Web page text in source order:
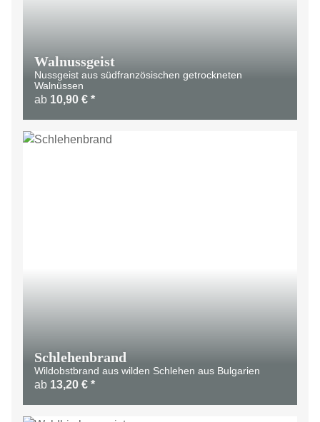
Walnussgeist
Nussgeist aus südfranzösischen getrockneten
Walnüssen
ab 10,90 € *
Schlehenbrand
Wildobstbrand aus wilden Schlehen aus Bulgarien
ab 13,20 € *